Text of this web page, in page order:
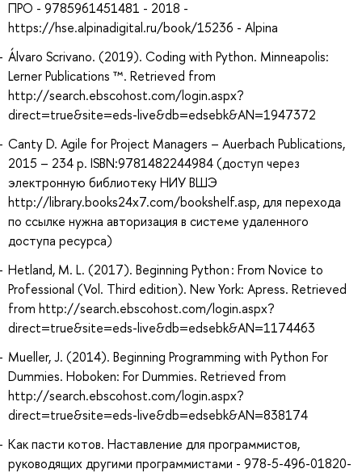
ПРО - 9785961451481 - 2018 -
https://hse.alpinadigital.ru/book/15236 - Alpina
Álvaro Scrivano. (2019). Coding with Python. Minneapolis:
Lerner Publications ™. Retrieved from
http://search.ebscohost.com/login.aspx?
direct=true&site=eds-live&db=edsebk&AN=1947372
Canty D. Agile for Project Managers – Auerbach Publications,
2015 – 234 p. ISBN:9781482244984 (доступ через
электронную библиотеку НИУ ВШЭ
http://library.books24x7.com/bookshelf.asp, для перехода
по ссылке нужна авторизация в системе удаленного
доступа ресурса)
Hetland, M. L. (2017). Beginning Python : From Novice to
Professional (Vol. Third edition). New York: Apress. Retrieved
from http://search.ebscohost.com/login.aspx?
direct=true&site=eds-live&db=edsebk&AN=1174463
Mueller, J. (2014). Beginning Programming with Python For
Dummies. Hoboken: For Dummies. Retrieved from
http://search.ebscohost.com/login.aspx?
direct=true&site=eds-live&db=edsebk&AN=838174
Как пасти котов. Наставление для программистов,
руководящих другими программистами - 978-5-496-01820-